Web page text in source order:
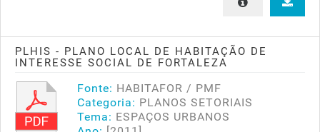
PLHIS - PLANO LOCAL DE HABITAÇÃO DE
INTERESSE SOCIAL DE FORTALEZA
Fonte: HABITAFOR / PMF
Categoria: PLANOS SETORIAIS
Tema: ESPAÇOS URBANOS